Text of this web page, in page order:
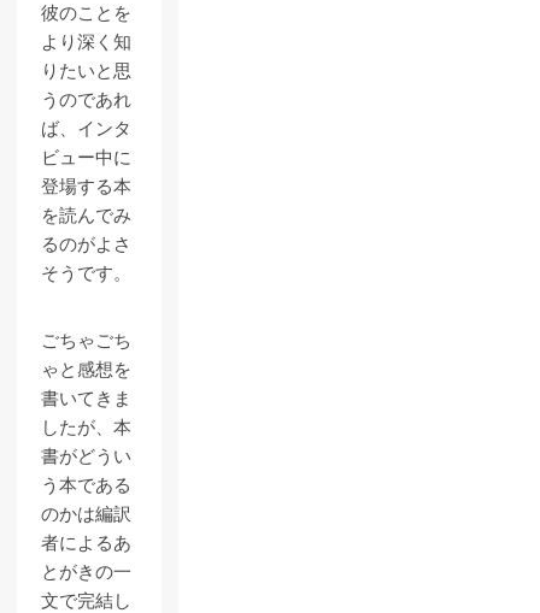
彼のことを
より深く知
りたいと思
うのであれ
ば、インタ
ビュー中に
登場する本
を読んでみ
るのがよさ
そうです。
ごちゃごち
ゃと感想を
書いてきま
したが、本
書がどうい
う本である
のかは編訳
者によるあ
とがきの一
文で完結し